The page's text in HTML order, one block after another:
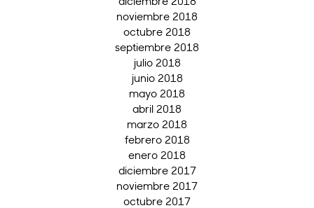
noviembre 2018
octubre 2018
septiembre 2018
julio 2018
junio 2018
mayo 2018
abril 2018
marzo 2018
febrero 2018
enero 2018
diciembre 2017
noviembre 2017
octubre 2017